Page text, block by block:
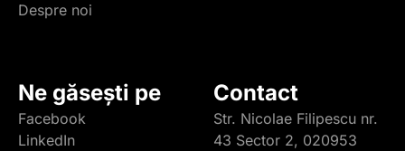
Despre noi
Ne găsești pe
Facebook
LinkedIn
Contact
Str. Nicolae Filipescu nr.
43 Sector 2, 020953